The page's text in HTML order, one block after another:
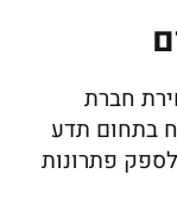
חברת
בתחום תדע
פתרונות